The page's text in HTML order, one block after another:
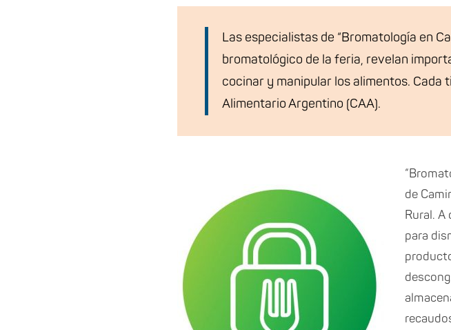
Las especialistas de “Bromatología en
bromatológico de la feria, revelan
cocinar y manipular los alimentos. Cada
Alimentario Argentino (CAA).
de
Rural.
para